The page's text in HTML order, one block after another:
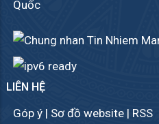
Quốc
LIÊN HỆ
Góp ý | Sơ đồ website | RSS